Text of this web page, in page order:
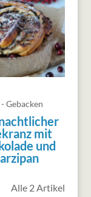
Gebacken
mit
und
Alle 2 Artikel